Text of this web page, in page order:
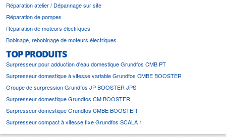
Réparation atelier / Dépannage sur site
Réparation de pompes
Réparation de moteurs électriques
Bobinage, rebobinage de moteurs électriques
TOP PRODUITS
Surpresseur pour adduction d'eau domestique Grundfos CMB PT
Surpresseur domestique à vitesse variable Grundfos CMBE BOOSTER
Groupe de surpression Grundfos JP BOOSTER JPS
Surpresseur domestique Grundfos CM BOOSTER
Surpresseur domestique Grundfos CMBE BOOSTER
Surpresseur compact à vitesse fixe Grundfos SCALA 1